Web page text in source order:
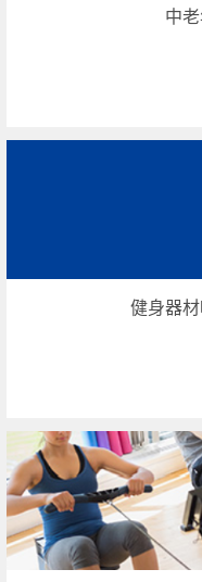
中
健身器